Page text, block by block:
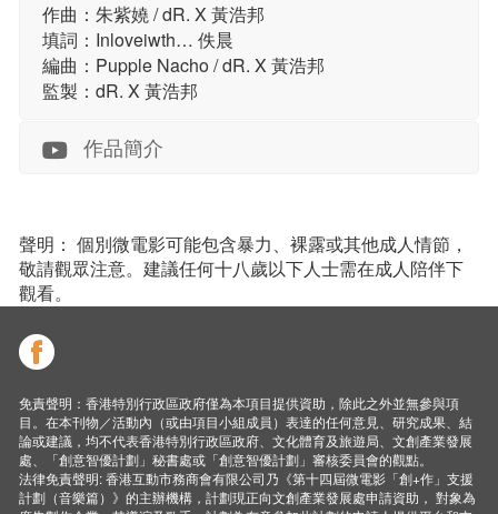
作曲：朱紫嬈 / dR. X 黃浩邦
填詞：Inloveiwth… 佚晨
編曲：Pupple Nacho / dR. X 黃浩邦
監製：dR. X 黃浩邦
作品簡介
聲明： 個別微電影可能包含暴力、裸露或其他成人情節，
敬請觀眾注意。建議任何十八歲以下人士需在成人陪伴下
觀看。
免責聲明：香港特別行政區政府僅為本項目提供資助，除此之外並無參與項
目。在本刊物／活動內（或由項目小組成員）表達的任何意見、研究成果、結
論或建議，均不代表香港特別行政區政府、文化體育及旅遊局、文創產業發展
處、「創意智優計劃」秘書處或「創意智優計劃」審核委員會的觀點。
法律免責聲明: 香港互動市務商會有限公司乃《第十四屆微電影「創+作」支援
計劃（音樂篇）》的主辦機構，計劃現正向文創產業發展處申請資助， 對象為